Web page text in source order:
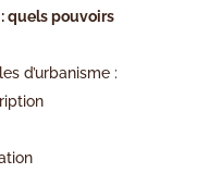
quels pouvoirs
d’urbanisme :